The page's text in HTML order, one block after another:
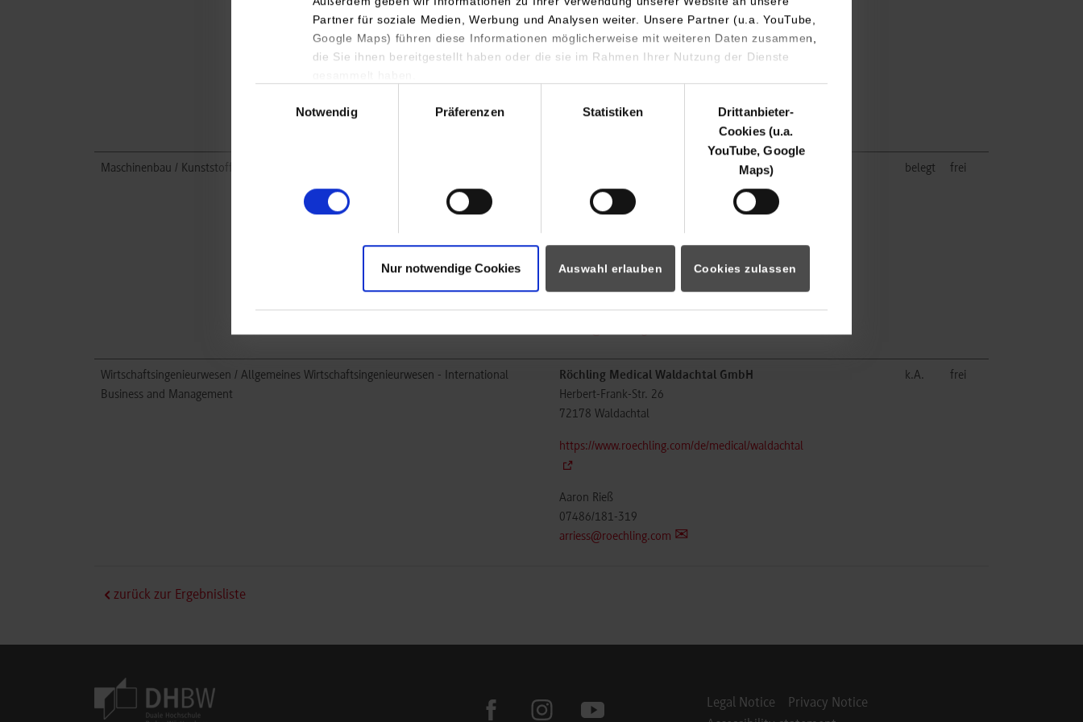
Partner für soziale Medien, Werbung und Analysen weiter. Unsere Partner (u.a. YouTube,
Google Maps) führen diese Informationen möglicherweise mit weiteren Daten zusammen,
die Sie ihnen bereitgestellt haben oder die sie im Rahmen Ihrer Nutzung der Dienste
Notwendig
Präferenzen Statistiken
Drittanbieter-
Cookies (u.a.
YouTube, Google
Maps)
Nur notwendige Cookies Auswahl erlauben Cookies zulassen
https://www.roechling.com/de/medical/waldachtal
Aaron Rieß
Maschinenbau / Kunststofftechnik
Röchling Medical Waldachtal GmbH
Herbert-Frank-Str. 26
72178 Waldachtal
Aaron Rieß
07486/181-319
belegt frei
Wirtschaftsingenieurwesen / Allgemeines Wirtschaftsingenieurwesen - International
Business and Management
Röchling Medical Waldachtal GmbH
Herbert-Frank-Str. 26
72178 Waldachtal
https://www.roechling.com/de/medical/waldachtal
Aaron Rieß
07486/181-319
arriess@roechling.com
k.A. frei
zurück zur Ergebnisliste
facebook instagramyoutube Legal Notice
Privacy Notice